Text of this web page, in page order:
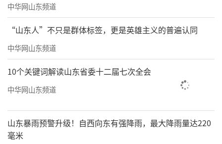
中华网山东频道
“山东人”不只是群体标签，更是英雄主义的普遍认同
中华网山东频道
10个关键词解读山东省委十二届七次全会
中华网山东频道
山东暴雨预警升级！自西向东有强降雨，最大降雨量达220
毫米